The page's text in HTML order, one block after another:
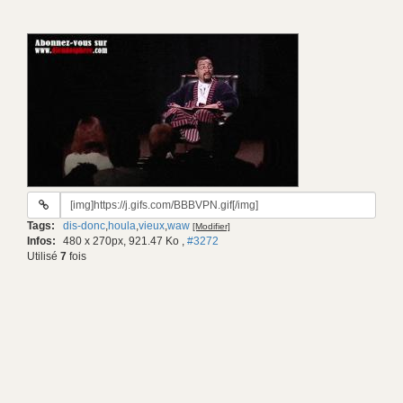
URL
gif:
Tags: dis-donc,houla,vieux,waw [Modifier]
Infos: 480 x 270px, 921.47 Ko , #3272
Utilisé 7 fois